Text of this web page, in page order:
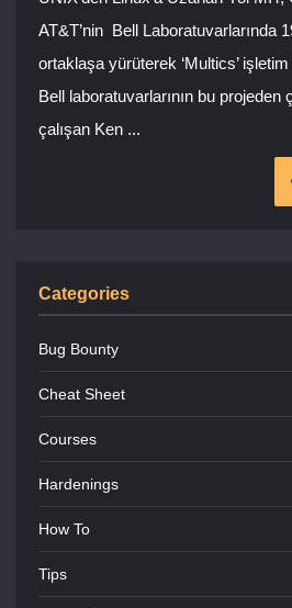
AT&T’nin Bell Laboratuvarlarında
ortaklaşa yürüterek ‘Multics’
Bell laboratuvarlarının bu
çalışan Ken ...
Categories
Bug Bounty
Cheat Sheet
Courses
Hardenings
How To
Tips